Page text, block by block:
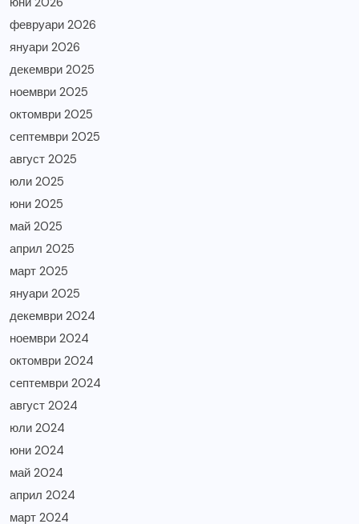
февруари 2026
януари 2026
декември 2025
ноември 2025
октомври 2025
септември 2025
август 2025
юли 2025
юни 2025
май 2025
април 2025
март 2025
януари 2025
декември 2024
ноември 2024
октомври 2024
септември 2024
август 2024
юли 2024
юни 2024
май 2024
април 2024
март 2024